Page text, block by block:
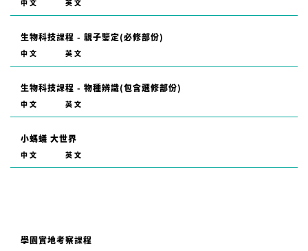
中文 英文
生物科技課程 - 親子鑒定(必修部份)
中文 英文
生物科技課程 - 物種辨識(包含選修部份)
中文 英文
小螞蟻 大世界
中文 英文
學園實地考察課程